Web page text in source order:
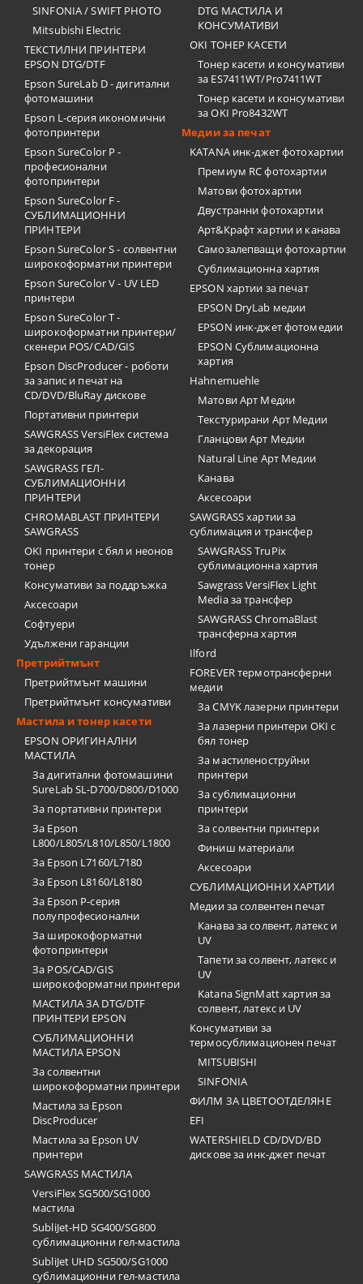
SINFONIA / SWIFT PHOTO
Mitsubishi Electric
ТЕКСТИЛНИ ПРИНТЕРИ
EPSON DTG/DTF
Epson SureLab D - дигитални
фотомашини
Epson L-серия икономични
фотопринтери
Epson SureColor P -
професионални
фотопринтери
Epson SureColor F -
СУБЛИМАЦИОННИ
ПРИНТЕРИ
Epson SureColor S - солвентни
широкоформатни принтери
Epson SureColor V - UV LED
принтери
Epson SureColor T -
широкоформатни принтери/
скенери POS/CAD/GIS
Epson DiscProducer - роботи
за запис и печат на
CD/DVD/BluRay дискове
Портативни принтери
SAWGRASS VersiFlex система
за декорация
SAWGRASS ГЕЛ-
СУБЛИМАЦИОННИ
ПРИНТЕРИ
CHROMABLAST ПРИНТЕРИ
SAWGRASS
OKI принтери с бял и неонов
тонер
Консумативи за поддръжка
Аксесоари
Софтуери
Удължени гаранции
Претрийтмънт
Претрийтмънт машини
Претрийтмънт консумативи
Мастила и тонер касети
EPSON ОРИГИНАЛНИ
МАСТИЛА
За дигитални фотомашини
SureLab SL-D700/D800/D1000
За портативни принтери
За Epson
L800/L805/L810/L850/L1800
За Epson L7160/L7180
За Epson L8160/L8180
За Epson P-серия
полупрофесионални
За широкоформатни
фотопринтери
За POS/CAD/GIS
широкоформатни принтери
МАСТИЛА ЗА DTG/DTF
ПРИНТЕРИ EPSON
СУБЛИМАЦИОННИ
МАСТИЛА EPSON
За солвентни
широкоформатни принтери
Мастила за Epson
DiscProducer
Мастила за Epson UV
принтери
SAWGRASS МАСТИЛА
VersiFlex SG500/SG1000
мастила
SubliJet-HD SG400/SG800
сублимационни гел-мастила
SubliJet UHD SG500/SG1000
сублимационни гел-мастила
DTG МАСТИЛА И
КОНСУМАТИВИ
OKI ТОНЕР КАСЕТИ
Тонер касети и консумативи
за ES7411WT/Pro7411WT
Тонер касети и консумативи
за OKI Pro8432WT
Медии за печат
KATANA инк-джет фотохартии
Премиум RC фотохартии
Матови фотохартии
Двустранни фотохартии
Арт&Крафт хартии и канава
Самозалепващи фотохартии
Сублимационна хартия
EPSON хартии за печат
EPSON DryLab медии
EPSON инк-джет фотомедии
EPSON Сублимационна
хартия
Hahnemuehle
Матови Арт Медии
Текстурирани Арт Медии
Гланцови Арт Медии
Natural Line Арт Медии
Канава
Аксесоари
SAWGRASS хартии за
сублимация и трансфер
SAWGRASS TruPix
сублимационна хартия
Sawgrass VersiFlex Light
Media за трансфер
SAWGRASS ChromaBlast
трансферна хартия
Ilford
FOREVER термотрансферни
медии
За CMYK лазерни принтери
За лазерни принтери OKI с
бял тонер
За мастиленоструйни
принтери
За сублимационни
принтери
За солвентни принтери
Финиш материали
Аксесоари
СУБЛИМАЦИОННИ ХАРТИИ
Медии за солвентен печат
Канава за солвент, латекс и
UV
Тапети за солвент, латекс и
UV
Katana SignMatt хартия за
солвент, латекс и UV
Консумативи за
термосублимационен печат
MITSUBISHI
SINFONIA
ФИЛМ ЗА ЦВЕТООТДЕЛЯНЕ
EFI
WATERSHIELD CD/DVD/BD
дискове за инк-джет печат